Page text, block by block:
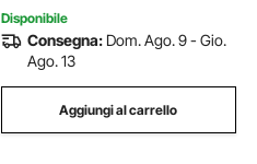
Disponibile
Consegna: Dom. Ago. 9 - Gio.
Ago. 13
Aggiungi al carrello